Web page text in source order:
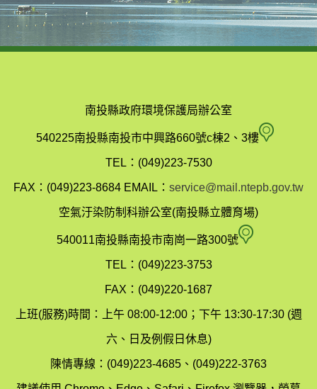
南投縣政府環境保護局辦公室
540225南投縣南投市中興路660號c棟2、3樓 南
縣
保
局
TEL：(049)223-7530
FAX：(049)223-8684 EMAIL： service@mail.ntepb.gov.tw
空氣汙染防制科辦公室(南投縣立體育場)
540011南投縣南投市南崗一路300號 空
染
制
科
TEL：(049)223-3753
FAX：(049)220-1687
上班(服務)時間：上午 08:00-12:00；下午 13:30-17:30 (週
六、日及例假日休息)
陳情專線：(049)223-4685、(049)222-3763